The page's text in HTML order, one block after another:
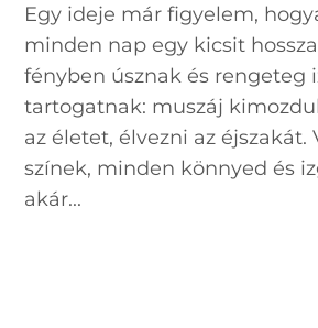
Egy ideje már figyelem,
minden nap egy kicsit
fényben úsznak és rengeteg
tartogatnak: muszáj
az életet, élvezni az éjszakát.
színek, minden könnyed és
akár...